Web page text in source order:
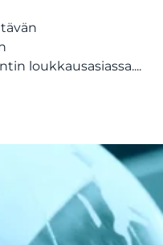
loukkausasiassa....